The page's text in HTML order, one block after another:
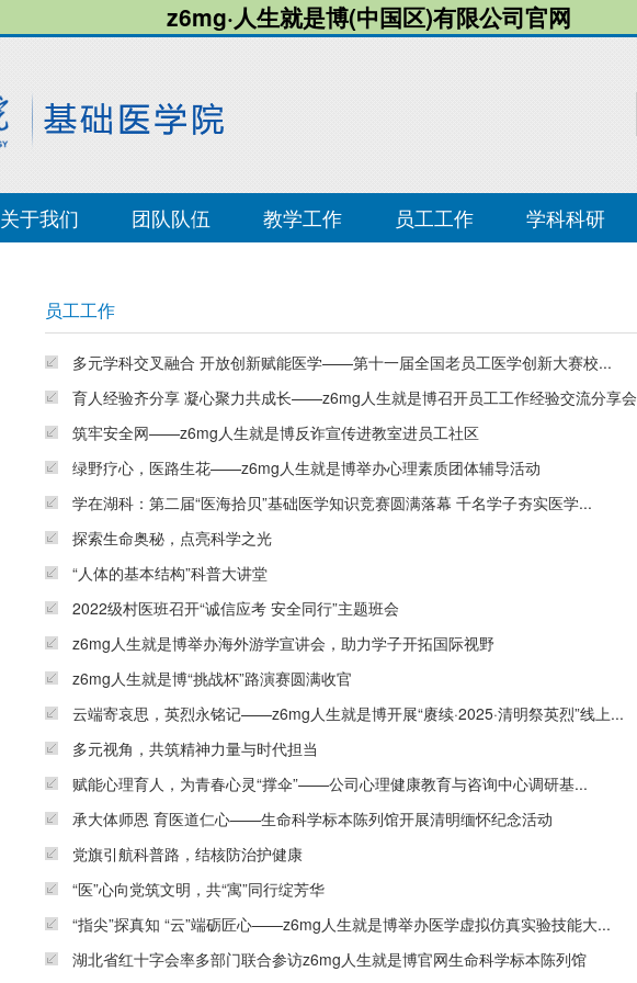
z6mg·人生就是博(中国区)有限公司官网
关于我们 团队队伍 教学工作 员工工作 学科科研
员工工作
多元学科交叉融合 开放创新赋能医学——第十一届全国老员工医学创新大赛校...
育人经验齐分享 凝心聚力共成长——z6mg人生就是博召开员工工作经验交流分享会
筑牢安全网——z6mg人生就是博反诈宣传进教室进员工社区
绿野疗心，医路生花——z6mg人生就是博举办心理素质团体辅导活动
学在湖科：第二届“医海拾贝”基础医学知识竞赛圆满落幕 千名学子夯实医学...
探索生命奥秘，点亮科学之光
“人体的基本结构”科普大讲堂
2022级村医班召开“诚信应考 安全同行”主题班会
z6mg人生就是博举办海外游学宣讲会，助力学子开拓国际视野
z6mg人生就是博“挑战杯”路演赛圆满收官
云端寄哀思，英烈永铭记——z6mg人生就是博开展“赓续·2025·清明祭英烈”线上...
多元视角，共筑精神力量与时代担当
赋能心理育人，为青春心灵“撑伞”——公司心理健康教育与咨询中心调研基...
承大体师恩 育医道仁心——生命科学标本陈列馆开展清明缅怀纪念活动
党旗引航科普路，结核防治护健康
“医”心向党筑文明，共“寓”同行绽芳华
“指尖”探真知 “云”端砺匠心——z6mg人生就是博举办医学虚拟仿真实验技能大...
湖北省红十字会率多部门联合参访z6mg人生就是博官网生命科学标本陈列馆